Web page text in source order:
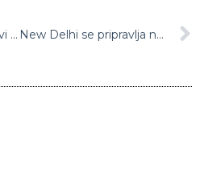
Košarkarji Španije so prvi finalisti svetovnega prvenstva na Kitajskem New Delhi se pripravlja na sezono onesnaženega zraka, med drugim bodo uvedli izmenično vožnjo avtomobilov